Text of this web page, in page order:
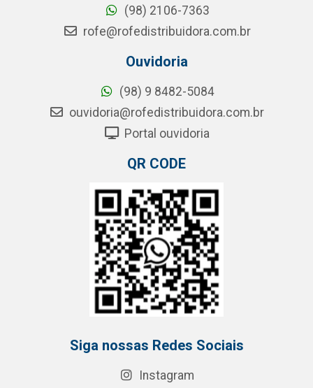
(98) 2106-7363
rofe@rofedistribuidora.com.br
Ouvidoria
(98) 9 8482-5084
ouvidoria@rofedistribuidora.com.br
Portal ouvidoria
QR CODE
Siga nossas Redes Sociais
Instagram